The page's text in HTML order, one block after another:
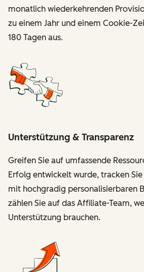
monatlich wiederkehrenden
zu einem Jahr und einem Cookie-
180 Tagen aus.
Unterstützung & Transparenz
Greifen Sie auf umfassende
Erfolg entwickelt wurde, tracken
mit hochgradig personalisierbaren
zählen Sie auf das Affiliate-Team,
Unterstützung brauchen.